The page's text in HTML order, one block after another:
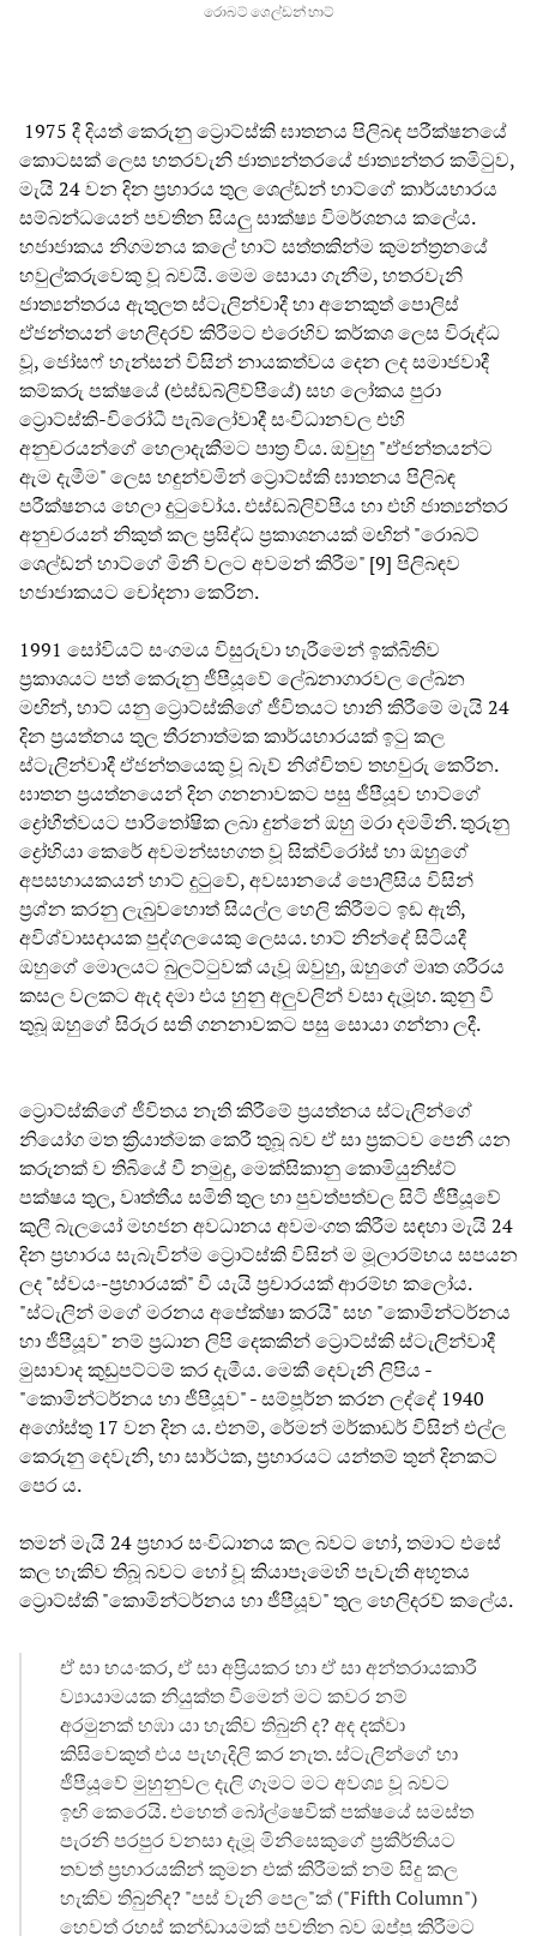
රොබට් ශෙල්ඩන් හාට්
1975 දී දියත් කෙරුනු ට්‍රොට්ස්කි ඝාතනය පිලිබඳ පරීක්ෂනයේ
කොටසක් ලෙස හතරවැනි ජාත්‍යන්තරයේ ජාත්‍යන්තර කමිටුව,
මැයි 24 වන දින ප්‍රහාරය තුල ශෙල්ඩන් හාට්ගේ කාර්යභාරය
සම්බන්ධයෙන් පවතින සියලු සාක්ෂ්‍ය විමර්ශනය කලේය.
හජාජාකය නිගමනය කලේ හාට් සත්තකින්ම කුමන්ත්‍රනයේ
හවුල්කරුවෙකු වූ බවයි. මෙම සොයා ගැනීම, හතරවැනි
ජාත්‍යන්තරය ඇතුලත ස්ටැලින්වාදී හා අනෙකුත් පොලිස්
ඒජන්තයන් හෙලිදරව් කිරීමට එරෙහිව කර්කශ ලෙස විරුද්ධ
වූ, ජෝසෆ් හැන්සන් විසින් නායකත්වය දෙන ලද සමාජවාදී
කම්කරු පක්ෂයේ (එස්ඩබ්ලිව්පීයේ) සහ ලෝකය පුරා
ට්‍රොට්ස්කි-විරෝධී පැබ්ලෝවාදී සංවිධානවල එහි
අනුචරයන්ගේ හෙලාදැකීමට පාත්‍ර විය. ඔවුහු "ඒජන්තයන්ට
ඇම දැමීම" ලෙස හඳුන්වමින් ට්‍රොට්ස්කි ඝාතනය පිලිබඳ
පරීක්ෂනය හෙලා දුටුවෝය. එස්ඩබ්ලිව්පීය හා එහි ජාත්‍යන්තර
අනුචරයන් නිකුත් කල ප්‍රසිද්ධ ප්‍රකාශනයක් මඟින් "රොබට්
ශෙල්ඩන් හාට්ගේ මිනී වලට අවමන් කිරීම" [9] පිලිබඳව
හජාජාකයට චෝදනා කෙරින.
1991 සෝවියට් සංගමය විසුරුවා හැරීමෙන් ඉක්බිතිව
ප්‍රකාශයට පත් කෙරුනු ජීපීයූවේ ලේඛනාගාරවල ලේඛන
මඟින්, හාට් යනු ට්‍රොට්ස්කිගේ ජීවිතයට හානි කිරීමේ මැයි 24
දින ප්‍රයත්නය තුල තීරනාත්මක කාර්යභාරයක් ඉටු කල
ස්ටැලින්වාදී ඒජන්තයෙකු වූ බැව් නිශ්චිතව තහවුරු කෙරින.
ඝාතන ප්‍රයත්නයෙන් දින ගනනාවකට පසු ජීපීයූව හාට්ගේ
ද්‍රෝහීත්වයට පාරිතෝෂික ලබා දුන්නේ ඔහු මරා දමමිනි. තුරුනු
ද්‍රෝහියා කෙරේ අවමන්සහගත වූ සික්විරෝස් හා ඔහුගේ
අපසහායකයන් හාට් දුටුවේ, අවසානයේ පොලීසිය විසින්
ප්‍රශ්න කරනු ලැබුවහොත් සියල්ල හෙලි කිරීමට ඉඩ ඇති,
අවිශ්වාසදායක පුද්ගලයෙකු ලෙසය. හාට් නින්දේ සිටියදී
ඔහුගේ මොලයට බුලට්ටුවක් යැවූ ඔවුහු, ඔහුගේ මෘත ශරීරය
කසල වලකට ඇද දමා එය හුනු අලුවලින් වසා දැමූහ. කුනු වී
තුබූ ඔහුගේ සිරුර සති ගනනාවකට පසු සොයා ගන්නා ලදී.
ට්‍රොට්ස්කිගේ ජීවිතය නැති කිරීමේ ප්‍රයත්නය ස්ටැලින්ගේ
නියෝග මත ක්‍රියාත්මක කෙරී තුබූ බව ඒ සා ප්‍රකටව පෙනී යන
කරුනක් ව තිබියේ වී නමුදු, මෙක්සිකානු කොමියුනිස්ට්
පක්ෂය තුල, වෘත්තීය සමිති තුල හා පුවත්පත්වල සිටි ජීපීයූවේ
කුලී බැලයෝ මහජන අවධානය අවමංගත කිරීම සඳහා මැයි 24
දින ප්‍රහාරය සැබැවින්ම ට්‍රොට්ස්කි විසින් ම මූලාරම්භය සපයන
ලද "ස්වයං-ප්‍රහාරයක්" වී යැයි ප්‍රචාරයක් ආරම්භ කලෝය.
"ස්ටැලින් මගේ මරනය අපේක්ෂා කරයි" සහ "කොමින්ටර්නය
හා ජීපීයූව" නම් ප්‍රධාන ලිපි දෙකකින් ට්‍රොට්ස්කි ස්ටැලින්වාදී
මුසාවාද කුඩුපට්ටම් කර දැමීය. මෙකී දෙවැනි ලිපිය -
"කොමින්ටර්නය හා ජීපීයූව" - සම්පූර්න කරන ලද්දේ 1940
අගෝස්තු 17 වන දින ය. එනම්, රේමන් මර්කාඩර් විසින් එල්ල
කෙරුනු දෙවැනි, හා සාර්ථක, ප්‍රහාරයට යන්තම් තුන් දිනකට
පෙර ය.
තමන් මැයි 24 ප්‍රහාර සංවිධානය කල බවට හෝ, තමාට එසේ
කල හැකිව තිබූ බවට හෝ වූ කියාපෑමෙහි පැවැති අභූතය
ට්‍රොට්ස්කි "කොමින්ටර්නය හා ජීපීයූව" තුල හෙලිදරව් කලේය.
ඒ සා භයංකර, ඒ සා අප්‍රියකර හා ඒ සා අන්තරායකාරී
ව්‍යායාමයක නියුක්ත වීමෙන් මට කවර නම්
අරමුනක් හඹා යා හැකිව තිබුනි ද? අද දක්වා
කිසිවෙකුත් එය පැහැදිලි කර නැත. ස්ටැලින්ගේ හා
ජීපීයූවේ මුහුනුවල දැලි ගෑමට මට අවශ්‍ය වූ බවට
ඉඟි කෙරෙයි. එහෙත් බෝල්ෂෙවික් පක්ෂයේ සමස්ත
පැරනි පරපුර වනසා දැමූ මිනිසෙකුගේ ප්‍රකීර්තියට
තවත් ප්‍රහාරයකින් කුමන එක් කිරීමක් නම් සිදු කල
හැකිව තිබුනිද? "පස් වැනි පෙල"ක් ("Fifth Column")
හෙවත් රහස් කන්ඩායමක් පවතින බව ඔප්පු කිරීමට